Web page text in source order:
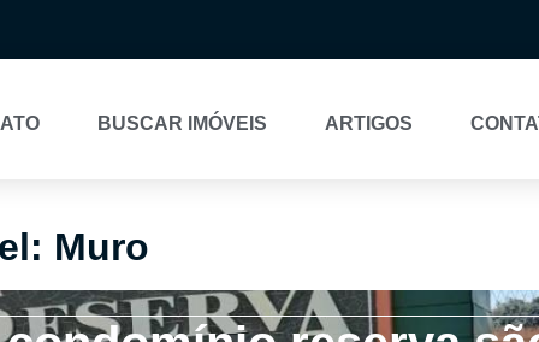
BUSCAR IMÓVEIS ARTIGOS
Muro